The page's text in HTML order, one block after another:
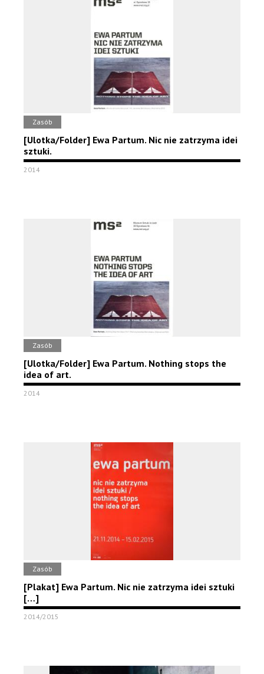
Zasób
[Ulotka/Folder] Ewa Partum. Nic nie zatrzyma idei
sztuki.
2014
Zasób
[Ulotka/Folder] Ewa Partum. Nothing stops the
idea of art.
2014
Zasób
[Plakat] Ewa Partum. Nic nie zatrzyma idei sztuki
[…]
2014/2015